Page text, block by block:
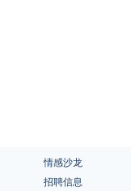
情感沙龙
招聘信息